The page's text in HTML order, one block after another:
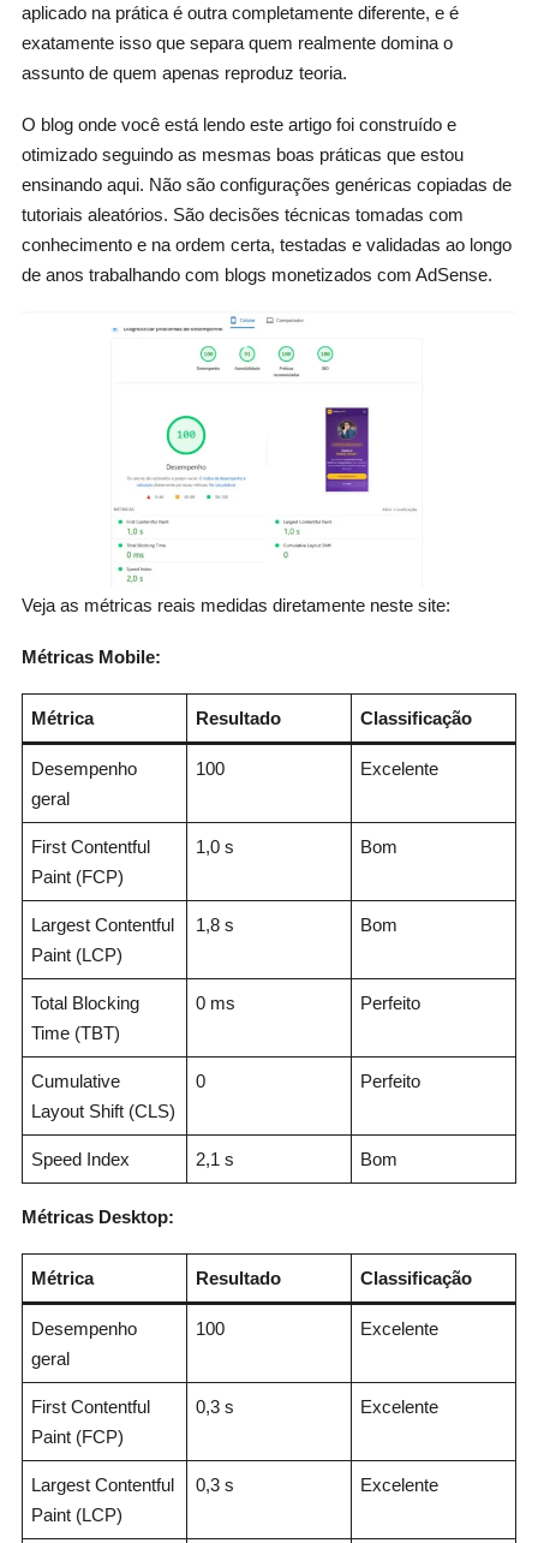
aplicado na prática é outra completamente diferente, e é
exatamente isso que separa quem realmente domina o
assunto de quem apenas reproduz teoria.
O blog onde você está lendo este artigo foi construído e
otimizado seguindo as mesmas boas práticas que estou
ensinando aqui. Não são configurações genéricas copiadas de
tutoriais aleatórios. São decisões técnicas tomadas com
conhecimento e na ordem certa, testadas e validadas ao longo
de anos trabalhando com blogs monetizados com AdSense.
Veja as métricas reais medidas diretamente neste site:
Métricas Mobile:
Métrica Resultado Classificação
Desempenho
geral
100 Excelente
First Contentful
Paint (FCP)
1,0 s Bom
Largest Contentful
Paint (LCP)
1,8 s Bom
Total Blocking
Time (TBT)
0 ms Perfeito
Cumulative
Layout Shift (CLS)
0 Perfeito
Speed Index 2,1 s Bom
Métricas Desktop:
Métrica Resultado Classificação
Desempenho
geral
100 Excelente
First Contentful
Paint (FCP)
0,3 s Excelente
Largest Contentful
Paint (LCP)
0,3 s Excelente